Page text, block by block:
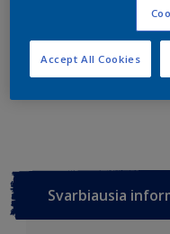
Svarbiausia
Accept All Cookies